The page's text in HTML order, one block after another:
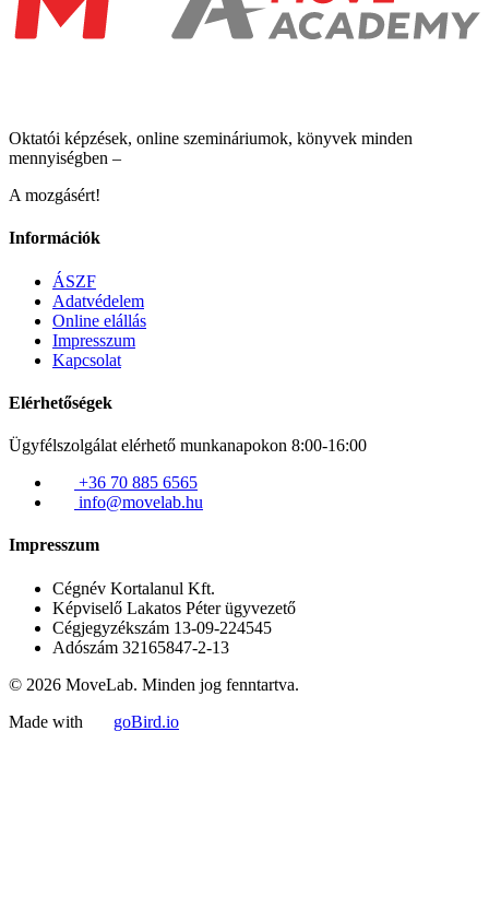
Oktatói képzések, online szemináriumok, könyvek minden
mennyiségben –
A mozgásért!
Információk
ÁSZF
Adatvédelem
Online elállás
Impresszum
Kapcsolat
Elérhetőségek
Ügyfélszolgálat elérhető munkanapokon 8:00-16:00
+36 70 885 6565
info@movelab.hu
Impresszum
Cégnév Kortalanul Kft.
Képviselő Lakatos Péter ügyvezető
Cégjegyzékszám 13-09-224545
Adószám 32165847-2-13
© 2026 MoveLab. Minden jog fenntartva.
Made with
goBird.io